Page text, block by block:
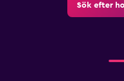
Sök efter